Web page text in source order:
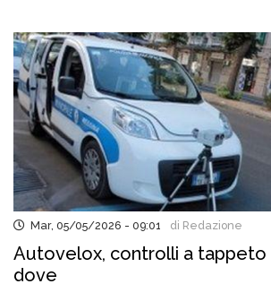
Mar, 05/05/2026 - 09:01 di Redazione
Autovelox, controlli a tappeto
dove